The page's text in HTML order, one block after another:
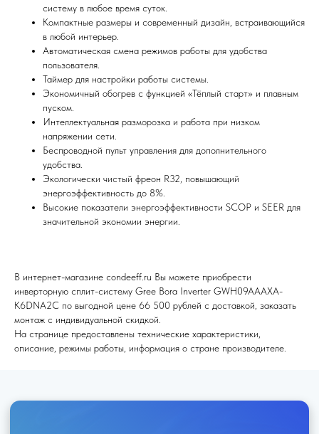
систему в любое время суток.
Компактные размеры и современный дизайн, встраивающийся
в любой интерьер.
Автоматическая смена режимов работы для удобства
пользователя.
Таймер для настройки работы системы.
Экономичный обогрев с функцией «Тёплый старт» и плавным
пуском.
Интеллектуальная разморозка и работа при низком
напряжении сети.
Беспроводной пульт управления для дополнительного
удобства.
Экологически чистый фреон R32, повышающий
энергоэффективность до 8%.
Высокие показатели энергоэффективности SCOP и SEER для
значительной экономии энергии.
В интернет-магазине condeeff.ru Вы можете приобрести
инверторную сплит-систему Gree Bora Inverter GWH09AAAXA-
K6DNA2C по выгодной цене 66 500 рублей с доставкой, заказать
монтаж с индивидуальной скидкой.
На странице предоставлены технические характеристики,
описание, режимы работы, информация о стране производителе.
Я согласен (на) с политикой обработки персональных данных
Отправить
Не нашли то, что искали или
затрудняетесь в выборе?
Оставьте заявку, и мы подберем